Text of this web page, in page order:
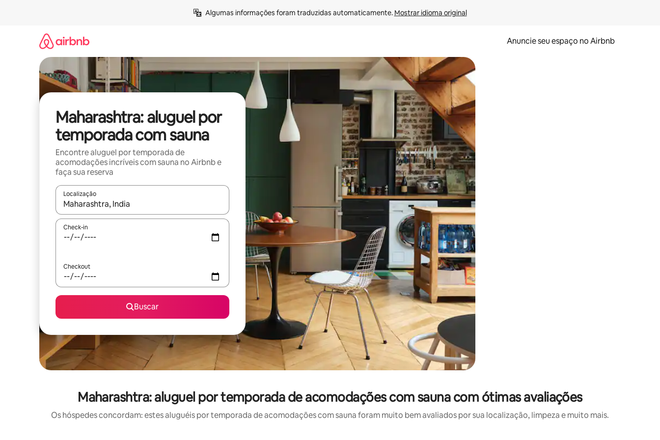
Algumas informações foram traduzidas automaticamente. Mostrar idioma original
Anuncie seu espaço no Airbnb
Maharashtra: aluguel por
temporada com sauna
Encontre aluguel por temporada de
acomodações incríveis com sauna no Airbnb e
faça sua reserva
Localização
Quando os resultados estiverem disponíveis, explore-os usando as seta para cima e para baixo do teclado ou tocando e deslizando o dedo na tela.
Check-in
Checkout
Buscar
Maharashtra: aluguel por temporada de acomodações com sauna com ótimas avaliações
Os hóspedes concordam: estes aluguéis por temporada de acomodações com sauna foram muito bem avaliados por sua localização, limpeza e muito mais.